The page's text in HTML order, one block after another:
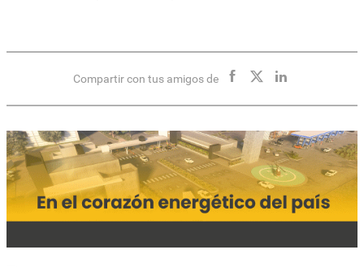
Compartir con tus amigos de